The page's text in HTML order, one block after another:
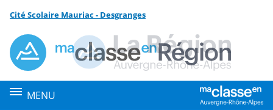
Menu de la rubrique
Contenu
Cité Scolaire Mauriac - Desgranges
MENU